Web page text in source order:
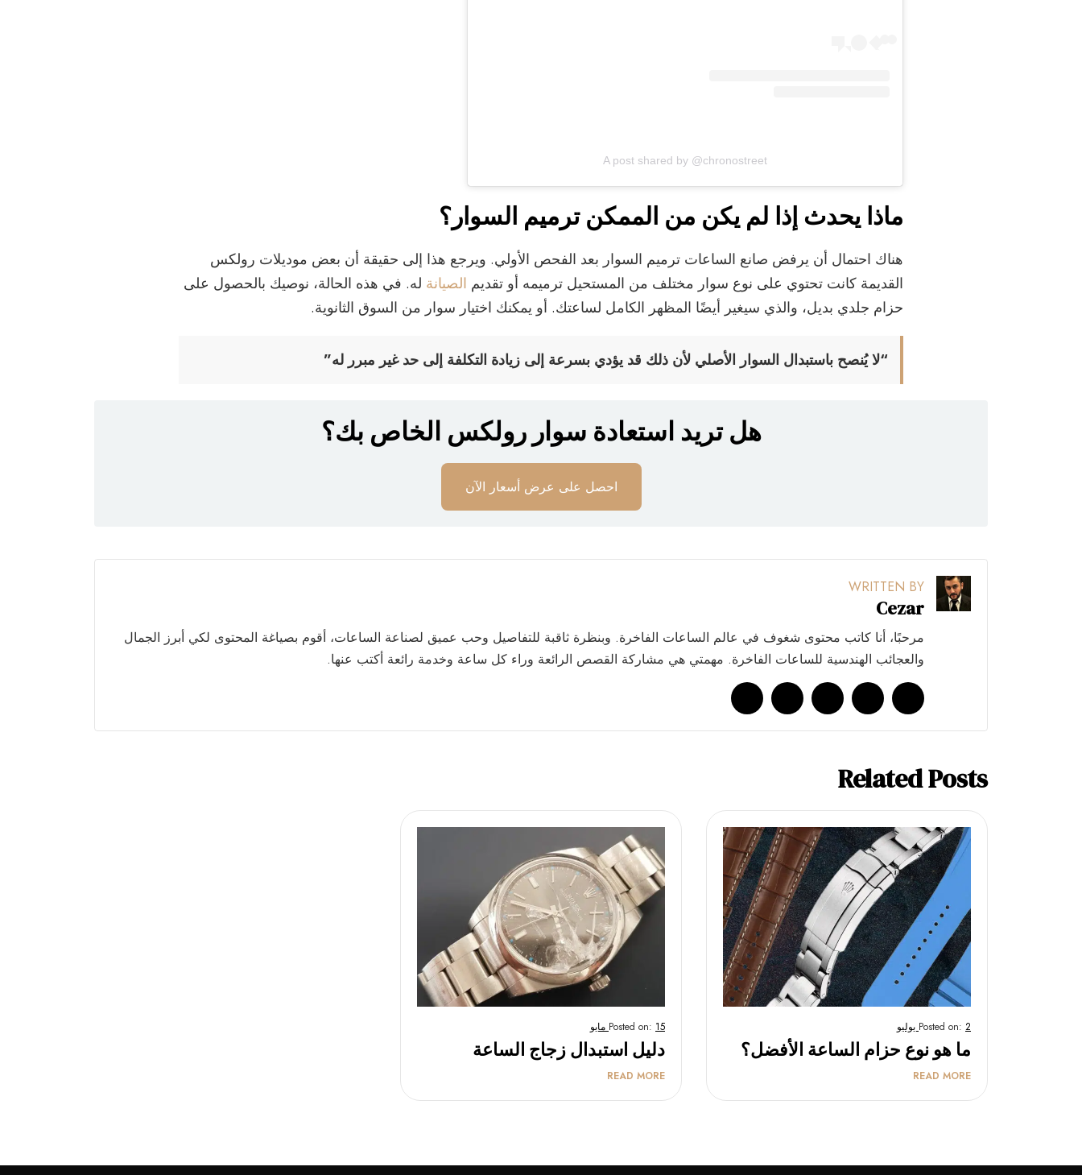
A post shared by @chronostreet
ماذا يحدث إذا لم يكن من الممكن ترميم السوار؟
هناك احتمال أن يرفض صانع الساعات ترميم السوار بعد الفحص الأولي. ويرجع هذا إلى حقيقة أن بعض موديلات رولكس
القديمة كانت تحتوي على نوع سوار مختلف من المستحيل ترميمه أو تقديم الصيانة له. في هذه الحالة، نوصيك بالحصول على
حزام جلدي بديل، والذي سيغير أيضًا المظهر الكامل لساعتك. أو يمكنك اختيار سوار من السوق الثانوية.
“لا يُنصح باستبدال السوار الأصلي لأن ذلك قد يؤدي بسرعة إلى زيادة التكلفة إلى حد غير مبرر له”
هل تريد استعادة سوار رولكس الخاص بك؟
احصل على عرض أسعار الآن
WRITTEN BY
Cezar
مرحبًا، أنا كاتب محتوى شغوف في عالم الساعات الفاخرة. وبنظرة ثاقبة للتفاصيل وحب عميق لصناعة الساعات، أقوم بصياغة المحتوى لكي أبرز الجمال
والعجائب الهندسية للساعات الفاخرة. مهمتي هي مشاركة القصص الرائعة وراء كل ساعة وخدمة رائعة أكتب عنها.
Related Posts
Posted on: 2 يوليو
ما هو نوع حزام الساعة الأفضل؟
READ MORE
Posted on: 15 مايو
دليل استبدال زجاج الساعة
READ MORE